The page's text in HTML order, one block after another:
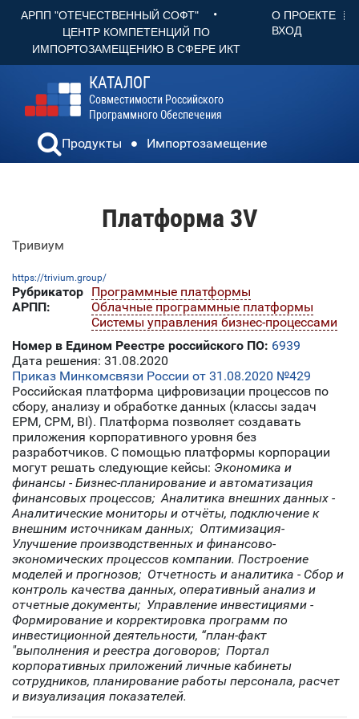
АРПП "ОТЕЧЕСТВЕННЫЙ СОФТ" •
ЦЕНТР КОМПЕТЕНЦИЙ ПО
ИМПОРТОЗАМЕЩЕНИЮ В СФЕРЕ ИКТ
О ПРОЕКТЕ
ВХОД
КАТАЛОГ
Совместимости Российского
Программного Обеспечения
Продукты Импортозамещение
Платформа 3V
Тривиум
https://trivium.group/
Рубрикатор
АРПП:
Программные платформы
Облачные программные платформы
Системы управления бизнес-процессами
Номер в Едином Реестре российского ПО: 6939
Дата решения: 31.08.2020
Приказ Минкомсвязи России от 31.08.2020 №429
Российская платформа цифровизации процессов по
сбору, анализу и обработке данных (классы задач
EPM, CPM, BI). Платформа позволяет создавать
приложения корпоративного уровня без
разработчиков. С помощью платформы корпорации
могут решать следующие кейсы: Экономика и
финансы - Бизнес-планирование и автоматизация
финансовых процессов; Аналитика внешних данных -
Аналитические мониторы и отчёты, подключение к
внешним источникам данных; Оптимизация-
Улучшение производственных и финансово-
экономических процессов компании. Построение
моделей и прогнозов; Отчетность и аналитика - Сбор и
контроль качества данных, оперативный анализ и
отчетные документы; Управление инвестициями -
Формирование и корректировка программ по
инвестиционной деятельности, “план-факт
"выполнения и реестра договоров; Портал
корпоративных приложений личные кабинеты
сотрудников, планирование работы персонала, расчет
и визуализация показателей.